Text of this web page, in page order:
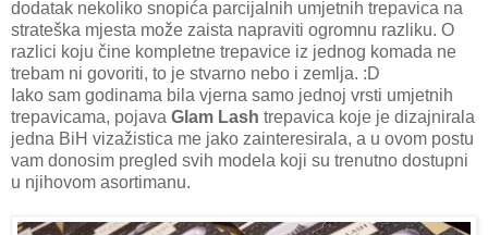
dodatak nekoliko snopića parcijalnih umjetnih trepavica na
strateška mjesta može zaista napraviti ogromnu razliku. O
razlici koju čine kompletne trepavice iz jednog komada ne
trebam ni govoriti, to je stvarno nebo i zemlja. :D
Iako sam godinama bila vjerna samo jednoj vrsti umjetnih
trepavicama, pojava Glam Lash trepavica koje je dizajnirala
jedna BiH vizažistica me jako zainteresirala, a u ovom postu
vam donosim pregled svih modela koji su trenutno dostupni
u njihovom asortimanu.